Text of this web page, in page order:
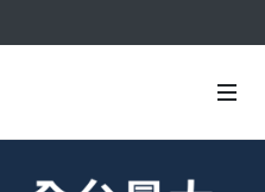
x IHT，2026/10/20-22與您在臺